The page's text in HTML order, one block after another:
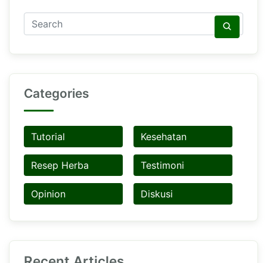
Categories
Tutorial Kesehatan
Resep Herba Testimoni
Opinion Diskusi